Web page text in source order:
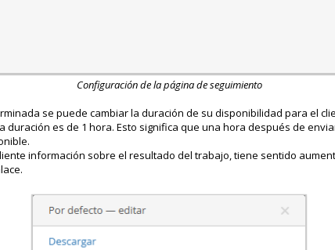
Configuración de la página de seguimiento
se puede cambiar la duración de su disponibilidad para el
duración es de 1 hora. Esto significa que una hora después de
información sobre el resultado del trabajo, tiene sentido